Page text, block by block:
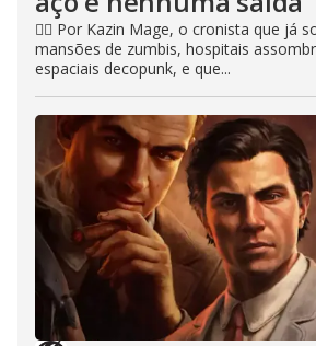
🧙‍♂️ Por Kazin Mage, o cronista que já
mansões de zumbis, hospitais
espaciais decopunk, e que...